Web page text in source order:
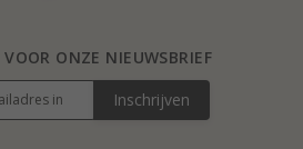
ONZE NIEUWSBRIEF
Inschrijven